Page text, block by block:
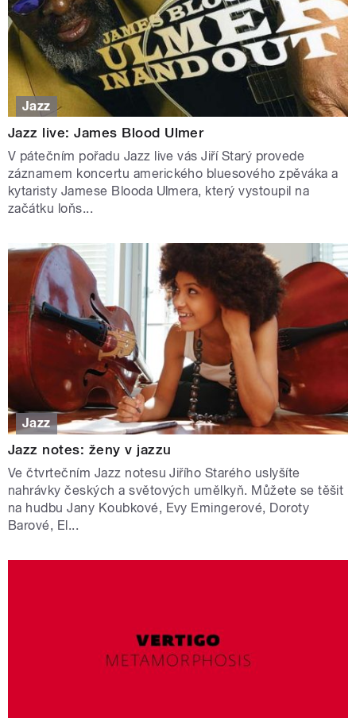
Jazz
Jazz live: James Blood Ulmer
V pátečním pořadu Jazz live vás Jiří Starý provede
záznamem koncertu amerického bluesového zpěváka a
kytaristy Jamese Blooda Ulmera, který vystoupil na
začátku loňs...
Jazz
Jazz notes: ženy v jazzu
Ve čtvrtečním Jazz notesu Jiřího Starého uslyšíte
nahrávky českých a světových umělkyň. Můžete se těšit
na hudbu Jany Koubkové, Evy Emingerové, Doroty
Barové, El...